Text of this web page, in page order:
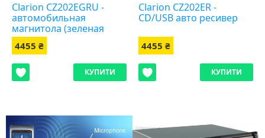
Clarion CZ202EGRU -
автомобильная
магнитола (зеленая
подсветка)
4455 ₴
КУПИТИ
Clarion CZ202ER -
CD/USB авто ресивер
4455 ₴
КУПИТИ